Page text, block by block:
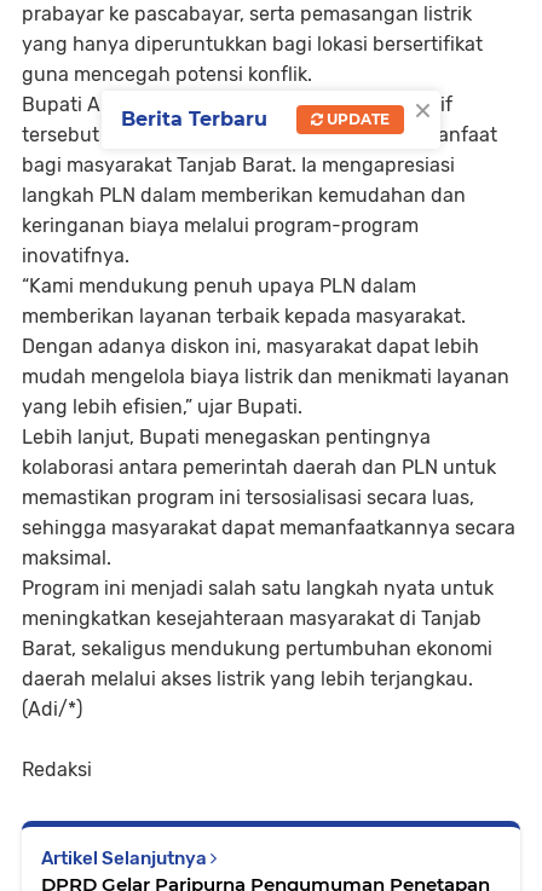
prabayar ke pascabayar, serta pemasangan listrik
yang hanya diperuntukkan bagi lokasi bersertifikat
guna mencegah potensi konflik.
Bupati Anwar Sadat menyambut positif inisiatif
tersebut dan menilai program ini sangat bermanfaat
bagi masyarakat Tanjab Barat. Ia mengapresiasi
langkah PLN dalam memberikan kemudahan dan
keringanan biaya melalui program-program
inovatifnya.
“Kami mendukung penuh upaya PLN dalam
memberikan layanan terbaik kepada masyarakat.
Dengan adanya diskon ini, masyarakat dapat lebih
mudah mengelola biaya listrik dan menikmati layanan
yang lebih efisien,” ujar Bupati.
Lebih lanjut, Bupati menegaskan pentingnya
kolaborasi antara pemerintah daerah dan PLN untuk
memastikan program ini tersosialisasi secara luas,
sehingga masyarakat dapat memanfaatkannya secara
maksimal.
Program ini menjadi salah satu langkah nyata untuk
meningkatkan kesejahteraan masyarakat di Tanjab
Barat, sekaligus mendukung pertumbuhan ekonomi
daerah melalui akses listrik yang lebih terjangkau.
(Adi/*)
Redaksi
Artikel Selanjutnya
DPRD Gelar Paripurna Pengumuman Penetapan
×
Berita Terbaru UPDATE